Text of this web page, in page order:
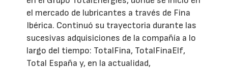
el mercado de lubricantes a través de Fina
Ibérica. Continuó su trayectoria durante las
sucesivas adquisiciones de la compañía a lo
largo del tiempo: TotalFina, TotalFinaElf,
Total España y, en la actualidad,